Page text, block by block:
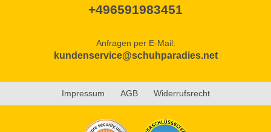
+496591983451
Anfragen per E-Mail:
kundenservice@schuhparadies.net
Impressum AGB Widerrufsrecht